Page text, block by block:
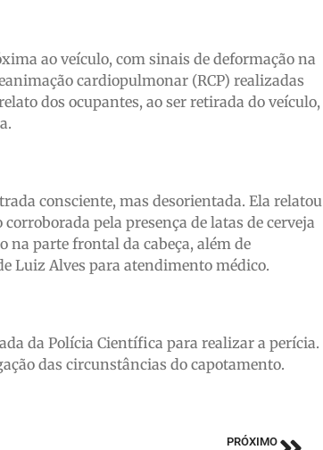
ao veículo, com sinais de deformação na
cardiopulmonar (RCP) realizadas
dos ocupantes, ao ser retirada do veículo,
consciente, mas desorientada. Ela relatou
pela presença de latas de cerveja
na parte frontal da cabeça, além de
Luiz Alves para atendimento médico.
da Polícia Científica para realizar a perícia.
das circunstâncias do capotamento.
PRÓXIMO